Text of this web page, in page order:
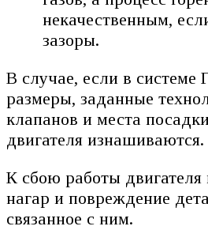
некачественным,
зазоры.
В случае, если в
размеры, заданные
клапанов и места
двигателя изнашиваются.
К сбою работы двигателя
нагар и повреждение
связанное с ним.